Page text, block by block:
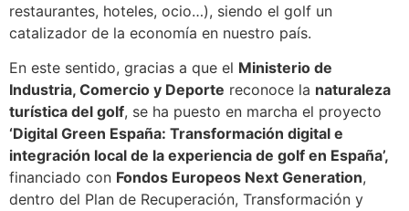
restaurantes, hoteles, ocio…), siendo el golf un
catalizador de la economía en nuestro país.
En este sentido, gracias a que el Ministerio de
Industria, Comercio y Deporte reconoce la naturaleza
turística del golf, se ha puesto en marcha el proyecto
‘Digital Green España: Transformación digital e
integración local de la experiencia de golf en España’,
financiado con Fondos Europeos Next Generation,
dentro del Plan de Recuperación, Transformación y